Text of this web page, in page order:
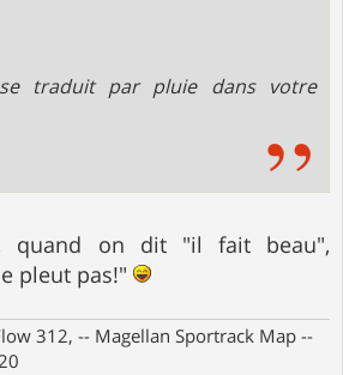
traduit par pluie dans votre
quand on dit "il fait beau",
pleut pas!"
312, -- Magellan Sportrack Map --